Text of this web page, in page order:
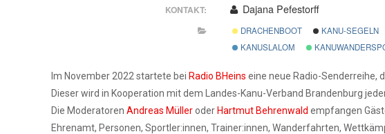
KONTAKT: Dajana Pefestorff
DRACHENBOOT KANU-SEGELN
KANUSLALOM
Im November 2022 startete bei Radio BHeins eine neue Radio-Senderreihe,
Dieser wird in Kooperation mit dem Landes-Kanu-Verband Brandenburg
Die ModeratorenAndreas Mülleroder Hartmut Behrenwald empfangen
Ehrenamt, Personen, Sportler:innen, Trainer:innen, Wanderfahrten,